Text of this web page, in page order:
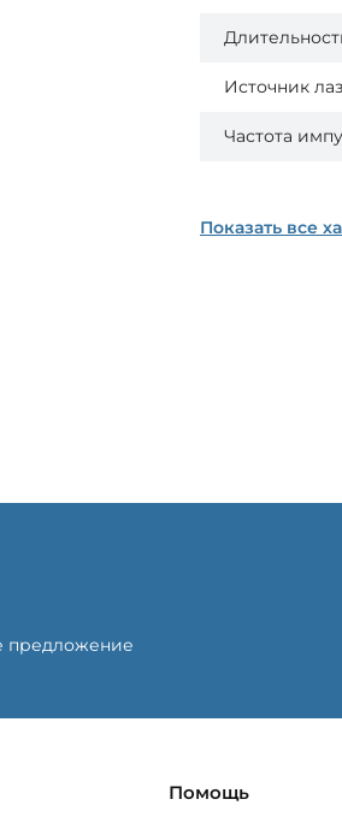
Источник
Частота
Показать все
предложение
Помощь